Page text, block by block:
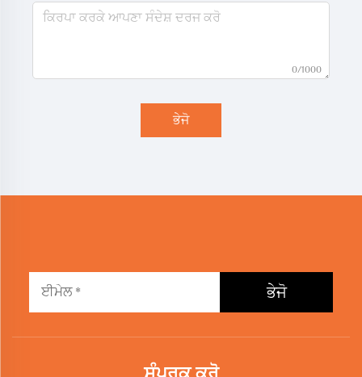
0/1000
ਭੇਜੋ
ਭੇਜੋ